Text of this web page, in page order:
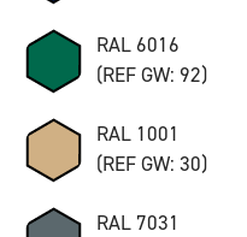
RAL 6016
(REF GW: 92)
RAL 1001
(REF GW: 30)
RAL 7031